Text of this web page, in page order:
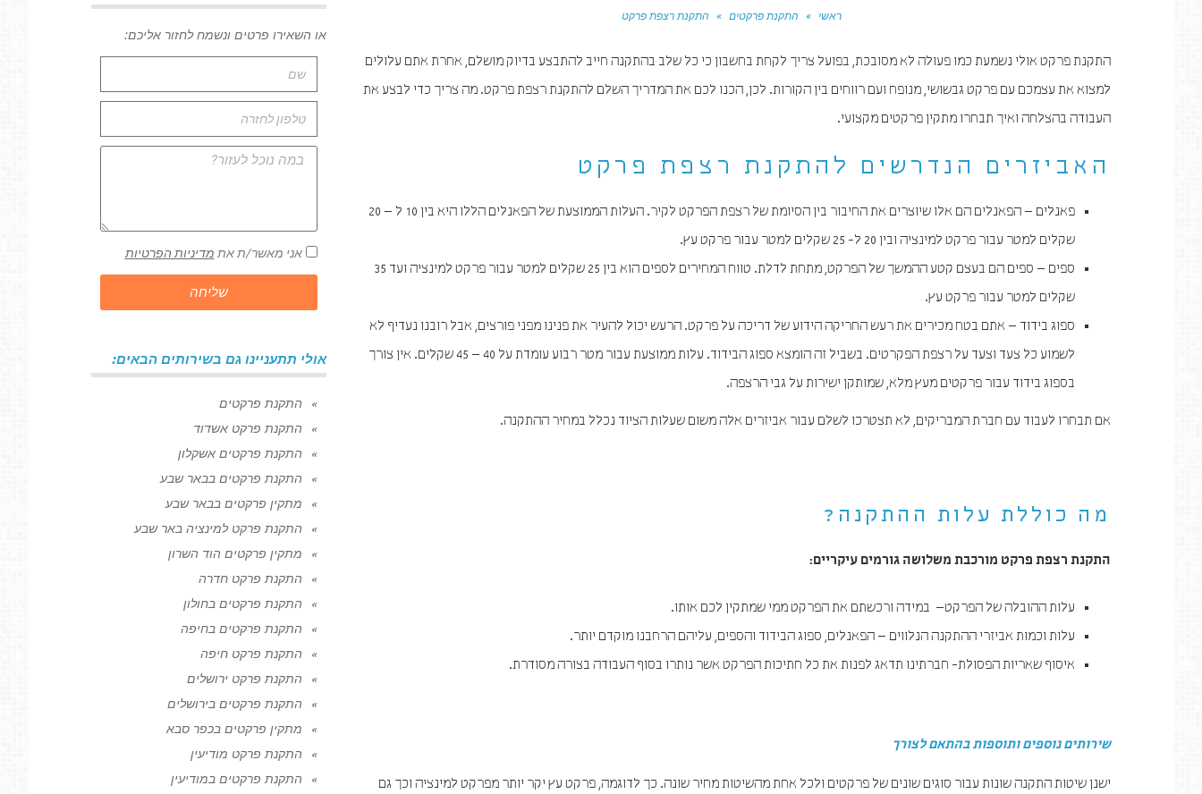
ראשי » התקנת פרקטים » התקנת רצפת פרקט
התקנת פרקט אולי נשמעת כמו פעולה לא מסובכת, בפועל צריך לקחת בחשבון כי כל שלב בהתקנה חייב להתבצע בדיוק מושלם, אחרת אתם עלולים
למצוא את עצמכם עם פרקט גבשושי, מנופח ועם רווחים בין הקורות. לכן, הכנו לכם את המדריך השלם להתקנת רצפת פרקט. מה צריך כדי לבצע את
העבודה בהצלחה ואיך תבחרו מתקין פרקטים מקצועי.
האביזרים הנדרשים להתקנת רצפת פרקט
פאנלים – הפאנלים הם אלו שיוצרים את החיבור בין הסיומת של רצפת הפרקט לקיר. העלות הממוצעת של הפאנלים הללו היא בין 10 ל – 20
שקלים למטר עבור פרקט למינציה ובין 20 ל- 25 שקלים למטר עבור פרקט עץ.
ספים – ספים הם בעצם קטע ההמשך של הפרקט, מתחת לדלת. טווח המחירים לספים הוא בין 25 שקלים למטר עבור פרקט למינציה ועד 35
שקלים למטר עבור פרקט עץ.
ספוג בידוד – אתם בטח מכירים את רעש החריקה הידוע של דריכה על פרקט. הרעש יכול להעיר את פנינו מפני פורצים, אבל רובנו נעדיף לא
לשמוע כל צעד וצעד על רצפת הפקרטים. בשביל זה הומצא ספוג הבידוד. עלות ממוצעת עבור מטר רבוע עומדת על 40 – 45 שקלים. אין צורך
בספוג בידוד עבור פרקטים מעץ מלא, שמותקן ישירות על גבי הרצפה.
אם תבחרו לעבוד עם חברת המבריקים, לא תצטרכו לשלם עבור אביזרים אלה משום שעלות הציוד נכלל במחיר ההתקנה.
מה כוללת עלות ההתקנה?
התקנת רצפת פרקט מורכבת משלושה גורמים עיקריים:
עלות ההובלה של הפרקט– במידה ורכשתם את הפרקט ממי שמתקין לכם אותו.
עלות וכמות אביזרי ההתקנה הנלווים – הפאנלים, ספוג הבידוד והספים, עליהם הרחבנו מוקדם יותר.
איסוף שאריות הפסולת- חברתינו תדאג לפנות את כל חתיכות הפרקט אשר נותרו בסוף העבודה בצורה מסודרת.
שירותים נוספים ותוספות בהתאם לצורך
ישנן שיטות התקנה שונות עבור סוגים שונים של פרקטים ולכל אחת מהשיטות מחיר שונה. כך לדוגמה, פרקט עץ יקר יותר מפרקט למינציה וכך גם
או השאירו פרטים ונשמח לחזור אליכם:
אני מאשר/ת את מדיניות הפרטיות
שליחה
אולי תתעניינו גם בשירותים הבאים:
התקנת פרקטים
התקנת פרקט אשדוד
התקנת פרקטים אשקלון
התקנת פרקטים בבאר שבע
מתקין פרקטים בבאר שבע
התקנת פרקט למינציה באר שבע
מתקין פרקטים הוד השרון
התקנת פרקט חדרה
התקנת פרקטים בחולון
התקנת פרקטים בחיפה
התקנת פרקט חיפה
התקנת פרקט ירושלים
התקנת פרקטים בירושלים
מתקין פרקטים בכפר סבא
התקנת פרקט מודיעין
התקנת פרקטים במודיעין